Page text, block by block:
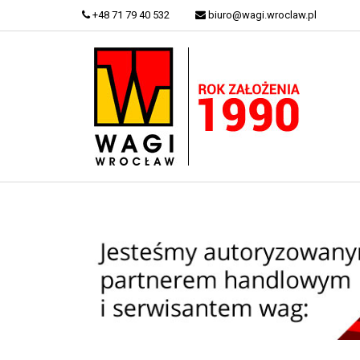
+48 71 79 40 532 biuro@wagi.wroclaw.pl